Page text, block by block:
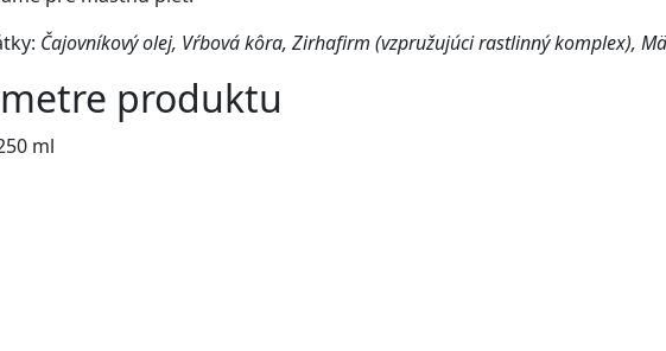
Čajovníkový olej, Vŕbová kôra, Zirhafirm (vzpružujúci rastlinný komplex),
produktu
ml